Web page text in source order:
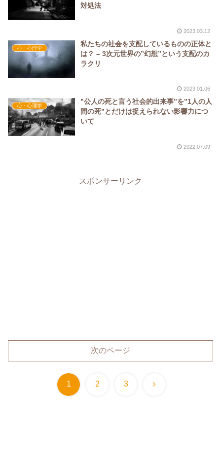
対処法
2023.03.12
心・心理学
私たちの社会を支配しているものの正体と
は？ – 3次元世界の”幻想”という支配のカ
ラクリ
2023.01.06
心・心理学
”公人の死と言う社会的出来事”を”1人の人
間の死”とだけは捉えられない影響力につ
いて
2022.07.09
スポンサーリンク
次のページ
1 2 3 次